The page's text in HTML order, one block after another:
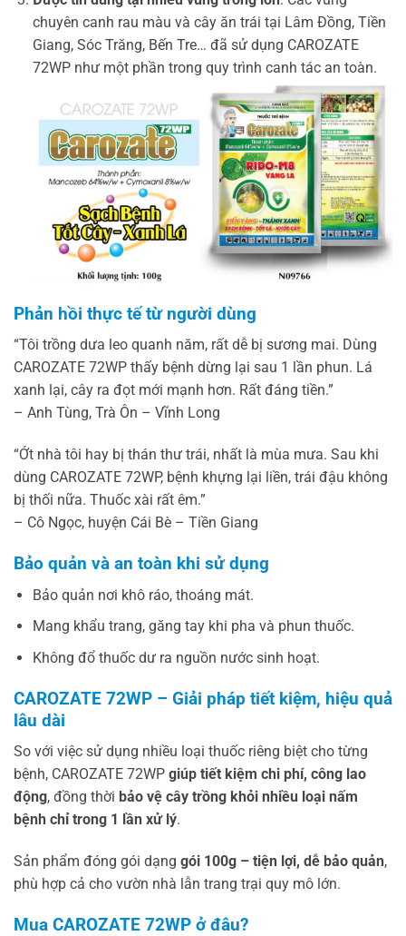
chuyên canh rau màu và cây ăn trái tại Lâm Đồng, Tiền
Giang, Sóc Trăng, Bến Tre… đã sử dụng CAROZATE
72WP như một phần trong quy trình canh tác an toàn.
Phản hồi thực tế từ người dùng
“Tôi trồng dưa leo quanh năm, rất dễ bị sương mai. Dùng
CAROZATE 72WP thấy bệnh dừng lại sau 1 lần phun. Lá
xanh lại, cây ra đọt mới mạnh hơn. Rất đáng tiền.”
– Anh Tùng, Trà Ôn – Vĩnh Long
“Ớt nhà tôi hay bị thán thư trái, nhất là mùa mưa. Sau khi
dùng CAROZATE 72WP, bệnh khựng lại liền, trái đậu không
bị thối nữa. Thuốc xài rất êm.”
– Cô Ngọc, huyện Cái Bè – Tiền Giang
Bảo quản và an toàn khi sử dụng
Bảo quản nơi khô ráo, thoáng mát.
Mang khẩu trang, găng tay khi pha và phun thuốc.
Không đổ thuốc dư ra nguồn nước sinh hoạt.
CAROZATE 72WP – Giải pháp tiết kiệm, hiệu quả
lâu dài
So với việc sử dụng nhiều loại thuốc riêng biệt cho từng
bệnh, CAROZATE 72WP giúp tiết kiệm chi phí, công lao
động, đồng thời bảo vệ cây trồng khỏi nhiều loại nấm
bệnh chỉ trong 1 lần xử lý.
Sản phẩm đóng gói dạng gói 100g – tiện lợi, dễ bảo quản,
phù hợp cả cho vườn nhà lẫn trang trại quy mô lớn.
Mua CAROZATE 72WP ở đâu?